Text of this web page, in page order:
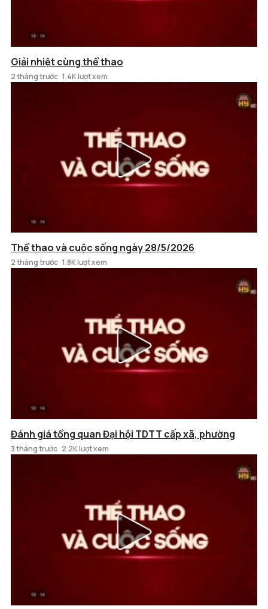
Giải nhiệt cùng thể thao
2 tháng trước 1.4K lượt xem
Thể thao và cuộc sống ngày 28/5/2026
2 tháng trước 1.8K lượt xem
Đánh giá tổng quan Đại hội TDTT cấp xã, phường
3 tháng trước 2.2K lượt xem